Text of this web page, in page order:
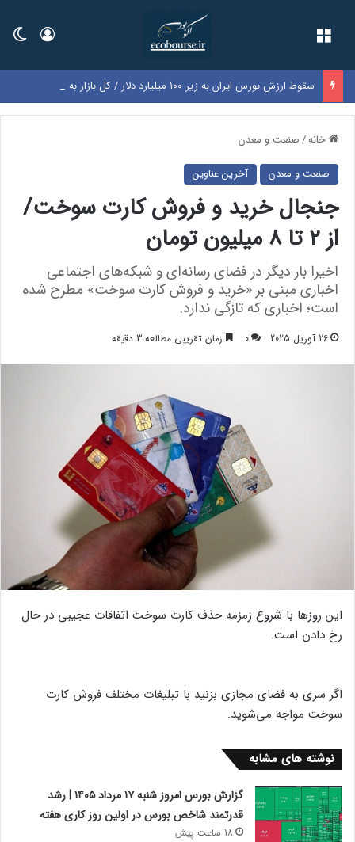
ورود
خانه/صنعت و معدن
صنعت و معدن آخرین عناوین
جنجال خرید و فروش کارت سوخت/
از 2 تا 8 میلیون تومان
اخیرا بار دیگر در فضای رسانه‌ای و شبکه‌های اجتماعی
اخباری مبنی بر «خرید و فروش کارت سوخت» مطرح شده
است؛ اخباری که تازگی ندارد.
26 آوریل 2025 0 زمان تقریبی مطالعه 3 دقیقه
این روزها با شروع زمزمه حذف کارت سوخت اتفاقات عجیبی در حال
رخ دادن است.
اگر سری به فضای مجازی بزنید با تبلیغات مختلف فروش کارت
سوخت مواجه می‌شوید.
نوشته های مشابه
گزارش بورس امروز شنبه ۱۷ مرداد ۱۴۰۵ | رشد
قدرتمند شاخص بورس در اولین روز کاری هفته
18 ساعت پیش